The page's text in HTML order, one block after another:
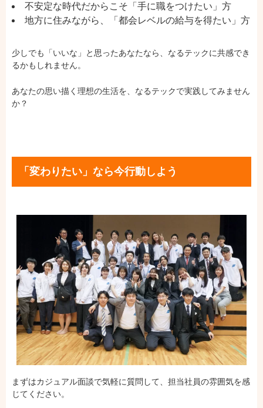
不安定な時代だからこそ「手に職をつけたい」方
地方に住みながら、「都会レベルの給与を得たい」方
少しでも「いいな」と思ったあなたなら、なるテックに共感でき
るかもしれません。
あなたの思い描く理想の生活を、なるテックで実践してみません
か？
「変わりたい」なら今行動しよう
まずはカジュアル面談で気軽に質問して、担当社員の雰囲気を感
じてください。